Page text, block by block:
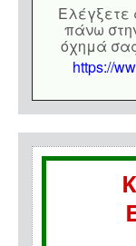
πάνω
όχημά
https://